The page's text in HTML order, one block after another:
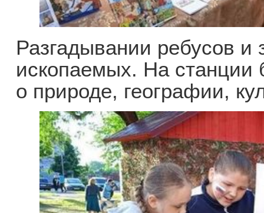
Разгадывании ребусов и
ископаемых. На станции
о природе, географии,